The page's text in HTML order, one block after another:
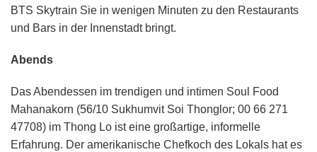
BTS Skytrain Sie in wenigen Minuten zu den Restaurants
und Bars in der Innenstadt bringt.
Abends
Das Abendessen im trendigen und intimen Soul Food
Mahanakorn (56/10 Sukhumvit Soi Thonglor; 00 66 271
47708) im Thong Lo ist eine großartige, informelle
Erfahrung. Der amerikanische Chefkoch des Lokals hat es